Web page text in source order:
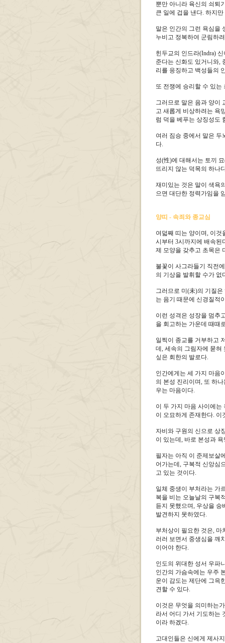
뿐만 아니라 육신의 쇠퇴
큰 일에 겁을 낸다. 하지
말은 인간의 그런 욕심을
누비고 정복하여 군림하
힌두교의 인드라(Indra)
준다는 신화도 있거니와,
리를 응징하고 백성들의
또 전쟁에 승리할 수 있는
그러므로 말은 음과 양이
고 새롭게 비상하려는 욕
럼 덕을 베푸는 상징성도
여러 짐승 중에서 말은 두
다.
성(性)에 대해서는 토끼
뜨리지 않는 덕목의 하나
재미있는 것은 말이 색욕
으면 대단한 정력가임을
양띠 - 속죄와 종교심
여덟째 띠는 양이며, 이것
시부터 3시까지에 배속된
제 모양을 갖추고 초목은
불꽃이 사그라들기 직전
의 기상을 발휘할 수가 없
그러므로 미(未)의 기질
는 음기 때문에 신경질적
이런 성격은 성장을 멈추
을 회고하는 가운데 때때
일찍이 종교를 거부하고
데, 세속의 그림자에 묻혀
싶은 회한의 발로다.
인간에게는 세 가지 마음
의 본성 진리이며, 또 하
우는 마음이다.
이 두 가지 마음 사이에
이 오묘하게 존재한다. 이
자비와 구원의 신으로 상
이 있는데, 바로 본성과
필자는 아직 이 준제보살
어가는데, 구복적 신앙심
고 있는 것이다.
일체 중생이 부처라는 가
복을 비는 오늘날의 구복
듣지 못했으며, 우상을
발견하지 못하였다.
부처상이 필요한 것은, 마
러러 보면서 중생심을 깨
이어야 한다.
인도의 위대한 성서 우파
인간의 가슴속에는 우주
운이 감도는 제단에 그윽
견할 수 있다.
이것은 무엇을 의미하는
라서 어디 가서 기도하는
이라 하겠다.
고대인들은 신에게 제사